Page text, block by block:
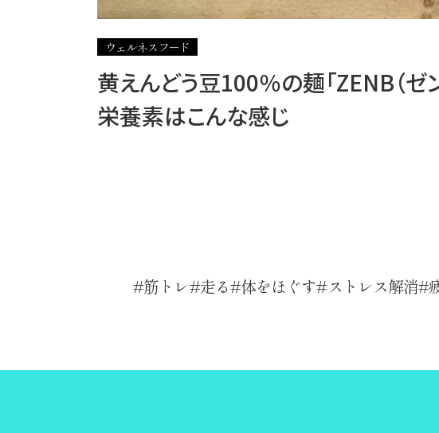
ウェルネスフード
黄えんどう豆100％の麺「ZENB（ゼ
栄養素はこんな感じ
筋トレ 走る 体をほぐす ストレス解消